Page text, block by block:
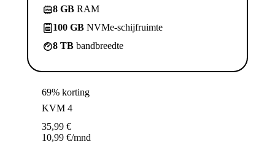
8 GB RAM
100 GB NVMe-schijfruimte
8 TB bandbreedte
69% korting
KVM 4
35,99 €
10,99 €/mnd